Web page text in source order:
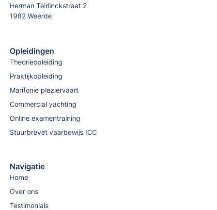
Herman Teirlinckstraat 2
1982 Weerde
Opleidingen
Theorieopleiding
Praktijkopleiding
Marifonie pleziervaart
Commercial yachting
Online examentraining
Stuurbrevet vaarbewijs ICC
Navigatie
Home
Over ons
Testimonials